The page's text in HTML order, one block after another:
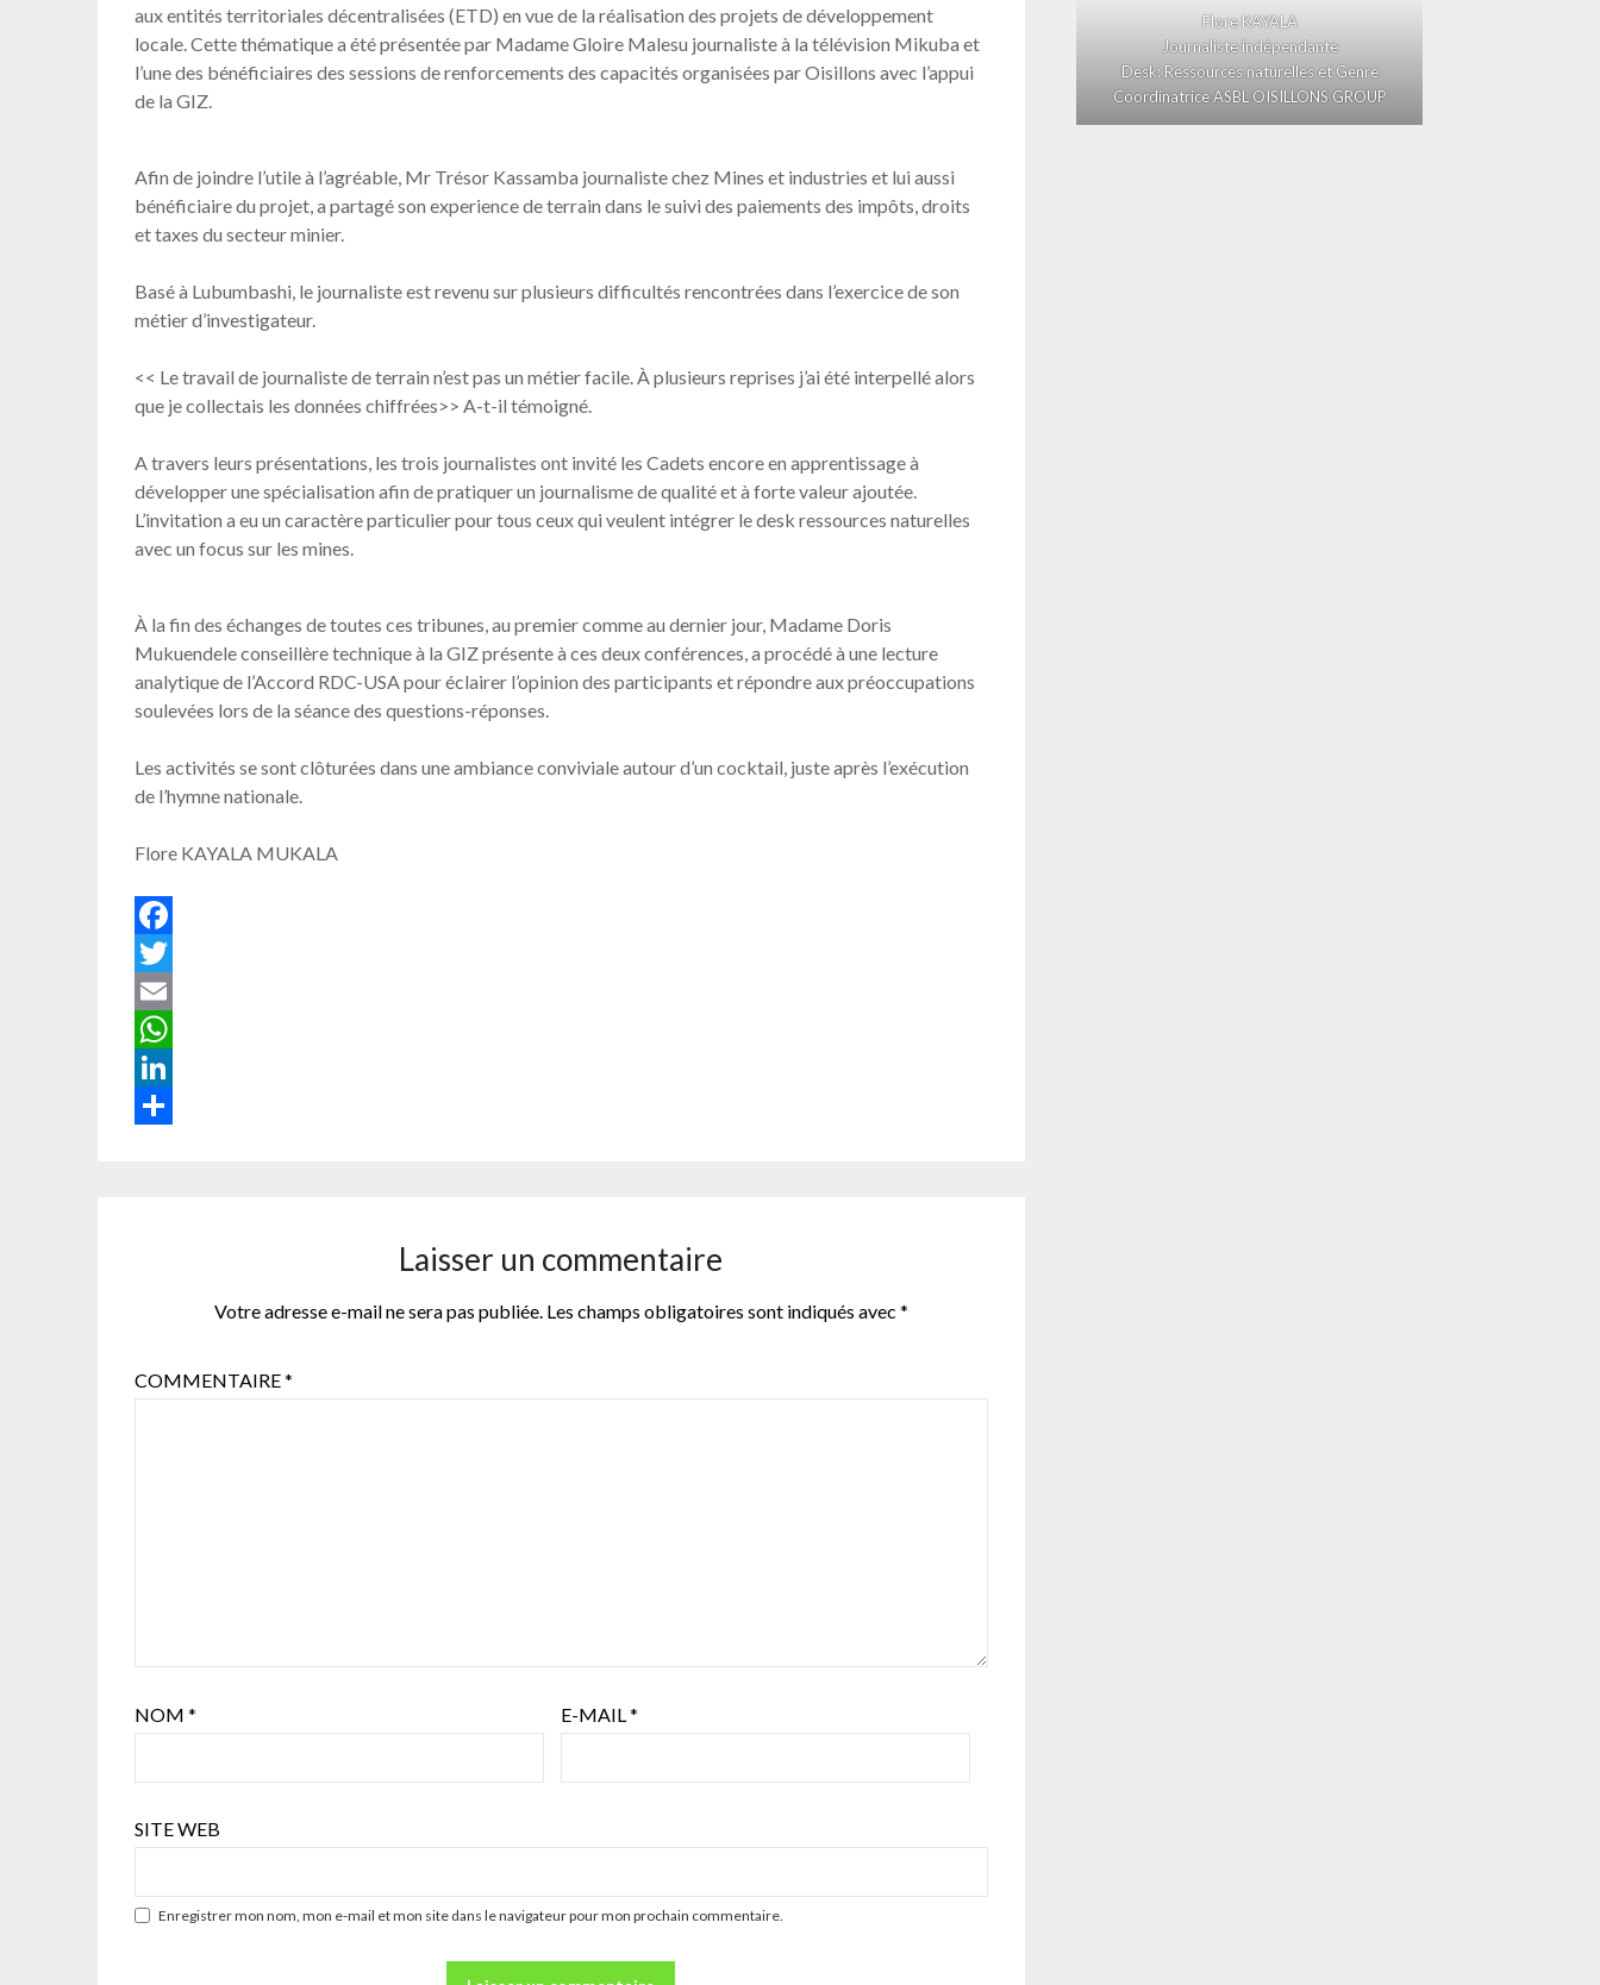
aux entités territoriales décentralisées (ETD) en vue de la réalisation des projets de développement
locale. Cette thématique a été présentée par Madame Gloire Malesu journaliste à la télévision Mikuba et
l’une des bénéficiaires des sessions de renforcements des capacités organisées par Oisillons avec l’appui
de la GIZ.
Afin de joindre l’utile à l’agréable, Mr Trésor Kassamba journaliste chez Mines et industries et lui aussi
bénéficiaire du projet, a partagé son experience de terrain dans le suivi des paiements des impôts, droits
et taxes du secteur minier.
Basé à Lubumbashi, le journaliste est revenu sur plusieurs difficultés rencontrées dans l’exercice de son
métier d’investigateur.
<< Le travail de journaliste de terrain n’est pas un métier facile. À plusieurs reprises j’ai été interpellé alors
que je collectais les données chiffrées>> A-t-il témoigné.
A travers leurs présentations, les trois journalistes ont invité les Cadets encore en apprentissage à
développer une spécialisation afin de pratiquer un journalisme de qualité et à forte valeur ajoutée.
L’invitation a eu un caractère particulier pour tous ceux qui veulent intégrer le desk ressources naturelles
avec un focus sur les mines.
À la fin des échanges de toutes ces tribunes, au premier comme au dernier jour, Madame Doris
Mukuendele conseillère technique à la GIZ présente à ces deux conférences, a procédé à une lecture
analytique de l’Accord RDC-USA pour éclairer l’opinion des participants et répondre aux préoccupations
soulevées lors de la séance des questions-réponses.
Les activités se sont clôturées dans une ambiance conviviale autour d’un cocktail, juste après l’exécution
de l’hymne nationale.
Flore KAYALA MUKALA
Facebook
Twitter
Email
WhatsApp
LinkedIn
Laisser un commentaire
Votre adresse e-mail ne sera pas publiée. Les champs obligatoires sont indiqués avec *
COMMENTAIRE*
NOM* E-MAIL*
SITE WEB
Enregistrer mon nom, mon e-mail et mon site dans le navigateur pour mon prochain commentaire.
Flore KAYALA
Journaliste indépendante
Desk: Ressources naturelles et Genre
Coordinatrice ASBL OISILLONS GROUP